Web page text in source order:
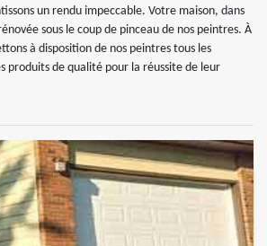
un rendu impeccable. Votre maison, dans
sous le coup de pinceau de nos peintres. À
à disposition de nos peintres tous les
produits de qualité pour la réussite de leur